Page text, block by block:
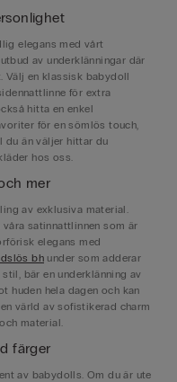
elegans med vårt
av underklänningar där
Välj en klassisk babydoll
för extra
hitta en enkel
för en sömlös touch,
du än väljer hittar du
hos oss.
mer
av exklusiva material.
satinnattlinnen som är
elegans med
bh under som adderar
bär en underklänning av
huden hela dagen och kan
värld av sofistikerad charm
material.
färger
av babydolls. Om du är ute